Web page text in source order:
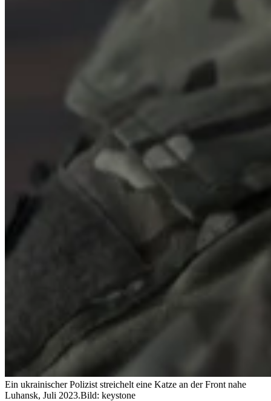
Ein ukrainischer Polizist streichelt eine Katze an der Front nahe
Luhansk, Juli 2023.Bild: keystone